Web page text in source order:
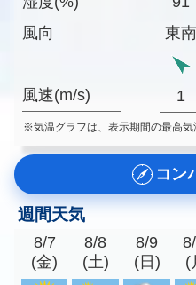
風向
風速(m/s)
東南
1
※気温グラフは、表示期間の最高気
コン
週間天気
8/7
(金)
8/8
(土)
8/9
(日)
(